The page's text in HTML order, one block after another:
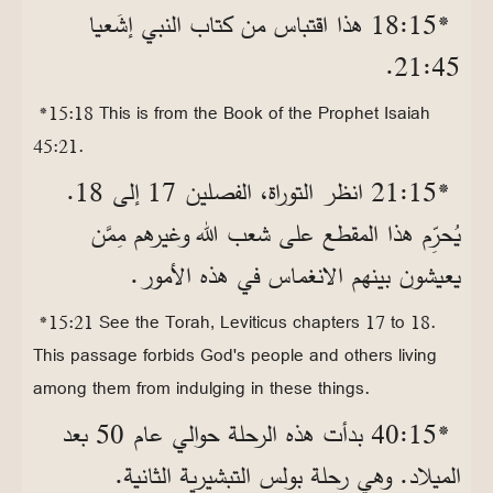
*15‏:18 هذا اقتباس من كتاب النبي إشَعيا
45‏:21.
*15:18 This is from the Book of the Prophet Isaiah
45:21.
*15‏:21 انظر التوراة، الفصلين 17 إلى 18.
يُحرِّم هذا المقطع على شعب الله وغيرهم مِمَّن
يعيشون بينهم الانغماس في هذه الأمور.
*15:21 See the Torah, Leviticus chapters 17 to 18.
This passage forbids God's people and others living
among them from indulging in these things.
*15‏:40 بدأت هذه الرحلة حوالي عام 50 بعد
الميلاد. وهي رحلة بولس التبشيرية الثانية.